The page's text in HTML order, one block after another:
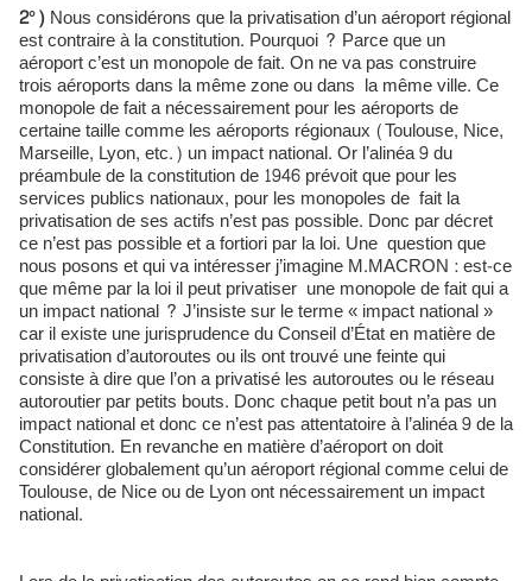
2°)Nous considérons que la privatisation d’un aéroport régional
est contraire à la constitution. Pourquoi ? Parce que un
aéroport c’est un monopole de fait. On ne va pas construire
trois aéroports dans la même zone ou dans la même ville. Ce
monopole de fait a nécessairement pour les aéroports de
certaine taille comme les aéroports régionaux (Toulouse, Nice,
Marseille, Lyon, etc.) un impact national. Or l’alinéa 9 du
préambule de la constitution de 1946 prévoit que pour les
services publics nationaux, pour les monopoles de fait la
privatisation de ses actifs n’est pas possible. Donc par décret
ce n’est pas possible et a fortiori par la loi. Une question que
nous posons et qui va intéresser j’imagine M.MACRON : est-ce
que même par la loi il peut privatiser une monopole de fait qui a
un impact national ? J’insiste sur le terme « impact national »
car il existe une jurisprudence du Conseil d’État en matière de
privatisation d’autoroutes ou ils ont trouvé une feinte qui
consiste à dire que l’on a privatisé les autoroutes ou le réseau
autoroutier par petits bouts. Donc chaque petit bout n’a pas un
impact national et donc ce n’est pas attentatoire à l’alinéa 9 de la
Constitution. En revanche en matière d’aéroport on doit
considérer globalement qu’un aéroport régional comme celui de
Toulouse, de Nice ou de Lyon ont nécessairement un impact
national.